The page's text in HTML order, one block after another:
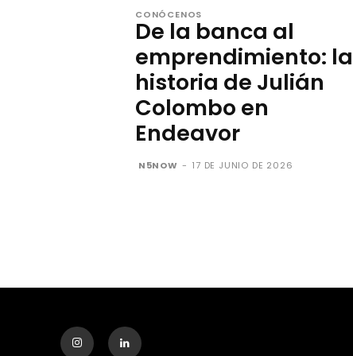
CONÓCENOS
De la banca al
emprendimiento: la
historia de Julián
Colombo en
Endeavor
N5NOW - 17 DE JUNIO DE 2026